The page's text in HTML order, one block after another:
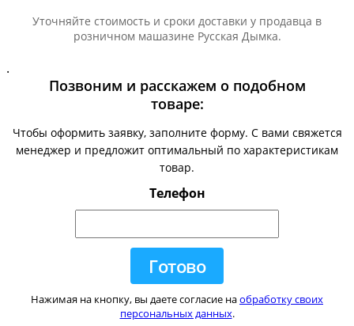
Уточняйте стоимость и сроки доставки у продавца в
розничном машазине Русская Дымка.
.
Позвоним и расскажем о подобном
товаре:
Чтобы оформить заявку, заполните форму. С вами свяжется
менеджер и предложит оптимальный по характеристикам
товар.
Телефон
Нажимая на кнопку, вы даете согласие наобработку своих
персональных данных.